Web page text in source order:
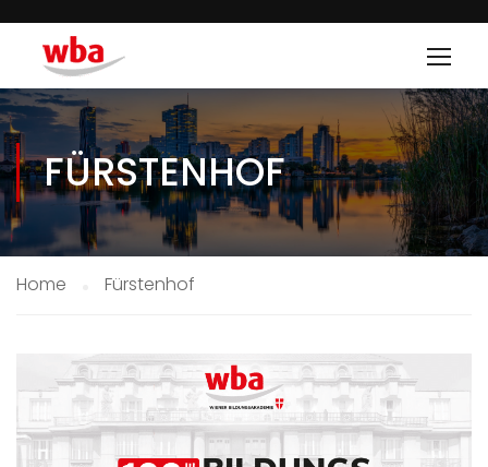
FÜRSTENHOF
Home Fürstenhof